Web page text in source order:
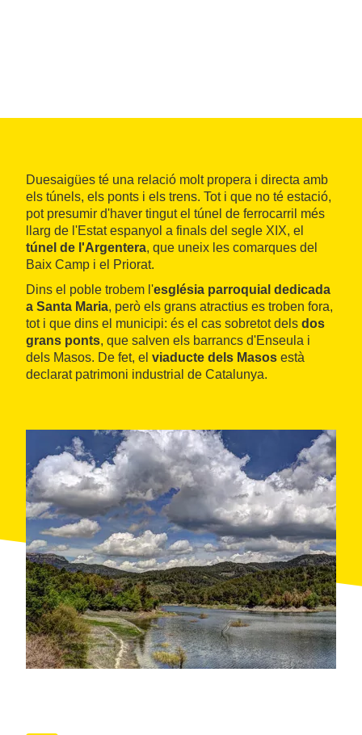
Duesaigües té una relació molt propera i directa amb
els túnels, els ponts i els trens. Tot i que no té estació,
pot presumir d'haver tingut el túnel de ferrocarril més
llarg de l'Estat espanyol a finals del segle XIX, el
túnel de l'Argentera, que uneix les comarques del
Baix Camp i el Priorat.
Dins el poble trobem l'església parroquial dedicada
a Santa Maria, però els grans atractius es troben fora,
tot i que dins el municipi: és el cas sobretot dels dos
grans ponts, que salven els barrancs d'Enseula i
dels Masos. De fet, el viaducte dels Masos està
declarat patrimoni industrial de Catalunya.